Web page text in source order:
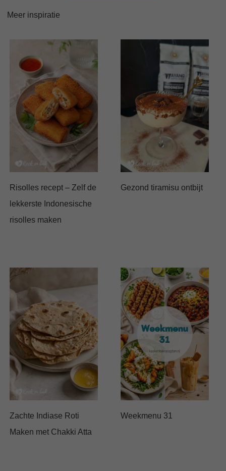
Meer inspiratie
Risolles recept – Zelf de
lekkerste Indonesische
risolles maken
Gezond tiramisu ontbijt
Zachte Indiase Roti
Maken met Chakki Atta
Weekmenu 31